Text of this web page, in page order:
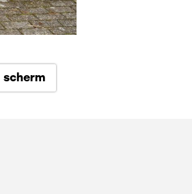
scherm